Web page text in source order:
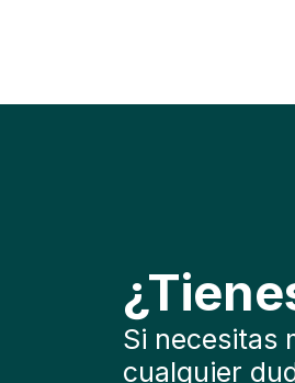
Si necesitas
cualquier